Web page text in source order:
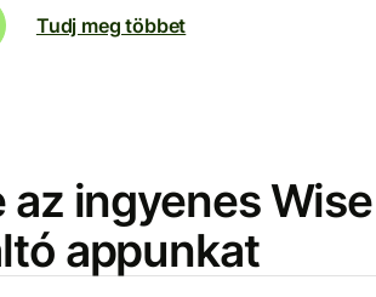
Tudj meg többet
az ingyenes Wise
appunkat